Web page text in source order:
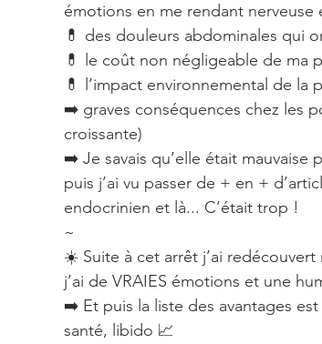
émotions en me rendant nerveuse
💊 des douleurs abdominales qui
💊 le coût non négligeable de ma
💊 l’impact environnemental de la
➡️ graves conséquences chez les
croissante)
➡️ Je savais qu’elle était mauvaise
puis j’ai vu passer de + en +
endocrinien et là... C’était trop !
~
☀️ Suite à cet arrêt j’ai
j’ai de VRAIES émotions et une
➡️ Et puis la liste des avantages
santé, libido 📈